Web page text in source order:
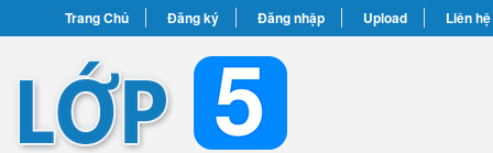
Trang Chủ Đăng ký Đăng nhập Upload Liên hệ